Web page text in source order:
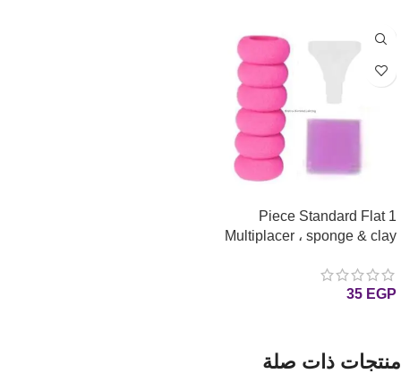
1 Piece Standard Flat
Multiplacer ، sponge & clay
رأس مزدوجه وشمعه وسفنجه
واحده للرسم بالماس
35 EGP
منتجات ذات صلة